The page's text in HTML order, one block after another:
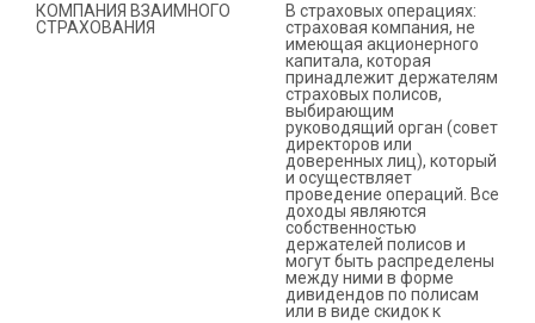
КОМПАНИЯ ВЗАИМНОГО
СТРАХОВАНИЯ
В страховых операциях:
страховая компания, не
имеющая акционерного
капитала, которая
принадлежит держателям
страховых полисов,
выбирающим
руководящий орган (совет
директоров или
доверенных лиц), который
и осуществляет
проведение операций. Все
доходы являются
собственностью
держателей полисов и
могут быть распределены
между ними в форме
дивидендов по полисам
или в виде скидок к